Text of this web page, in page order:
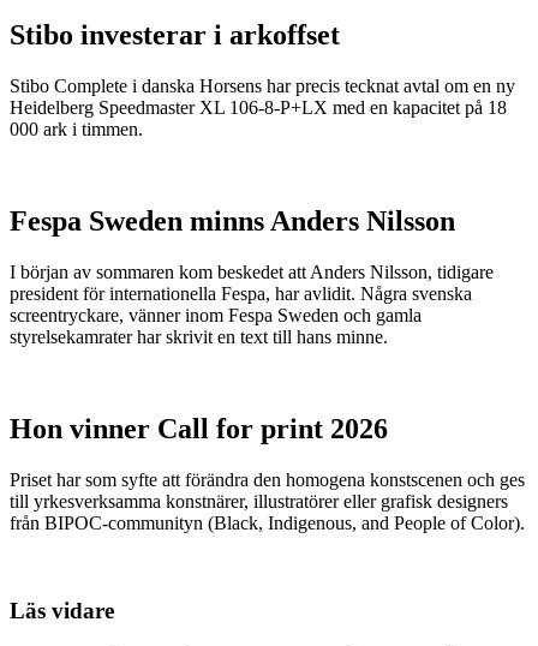
Stibo investerar i arkoffset
Stibo Complete i danska Horsens har precis tecknat avtal om en ny
Heidelberg Speedmaster XL 106-8-P+LX med en kapacitet på 18
000 ark i timmen.
Fespa Sweden minns Anders Nilsson
I början av sommaren kom beskedet att Anders Nilsson, tidigare
president för internationella Fespa, har avlidit. Några svenska
screentryckare, vänner inom Fespa Sweden och gamla
styrelsekamrater har skrivit en text till hans minne.
Hon vinner Call for print 2026
Priset har som syfte att förändra den homogena konstscenen och ges
till yrkesverksamma konstnärer, illustratörer eller grafisk designers
från BIPOC-communityn (Black, Indigenous, and People of Color).
Läs vidare